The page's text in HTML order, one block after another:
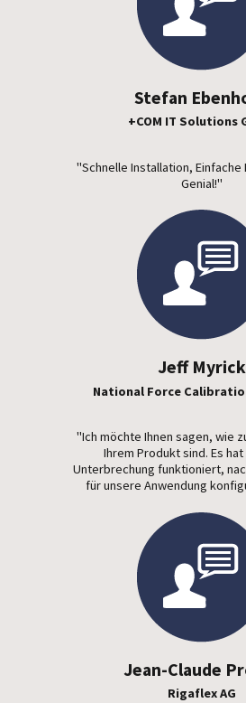
Stefan
+COM IT Solutions
"Schnelle Installation, Einfache
Genial!"
Jeff Myrick
National Force
"Ich möchte Ihnen sagen, wie
Ihrem Produkt sind. Es
Unterbrechung funktioniert,
für unsere Anwendung
Jean-Claude
Rigaflex AG